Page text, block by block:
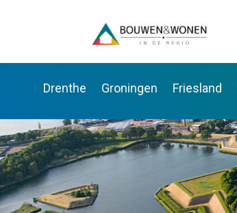
Drenthe Groningen Friesland